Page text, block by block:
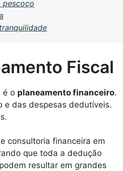
pescoço
Fiscal
é o planeamento financeiro.
e das despesas dedutíveis.
consultoria financeira em
que toda a dedução
resultar em grandes